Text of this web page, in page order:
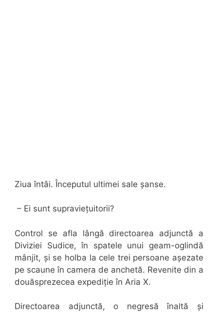
Ziua întâi. Începutul ultimei sale șanse.
– Ei sunt supraviețuitorii?
Control se afla lângă directoarea adjunctă a
Diviziei Sudice, în spatele unui geam-oglindă
mânjit, și se holba la cele trei persoane așezate
pe scaune în camera de anchetă. Revenite din a
douăsprezecea expediție în Aria X.
Directoarea adjunctă, o negresă înaltă și